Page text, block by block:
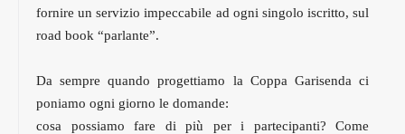
fornire un servizio impeccabile ad ogni singolo iscritto, sul
road book “parlante”.
Da sempre quando progettiamo la Coppa Garisenda ci
poniamo ogni giorno le domande:
cosa possiamo fare di più per i partecipanti? Come